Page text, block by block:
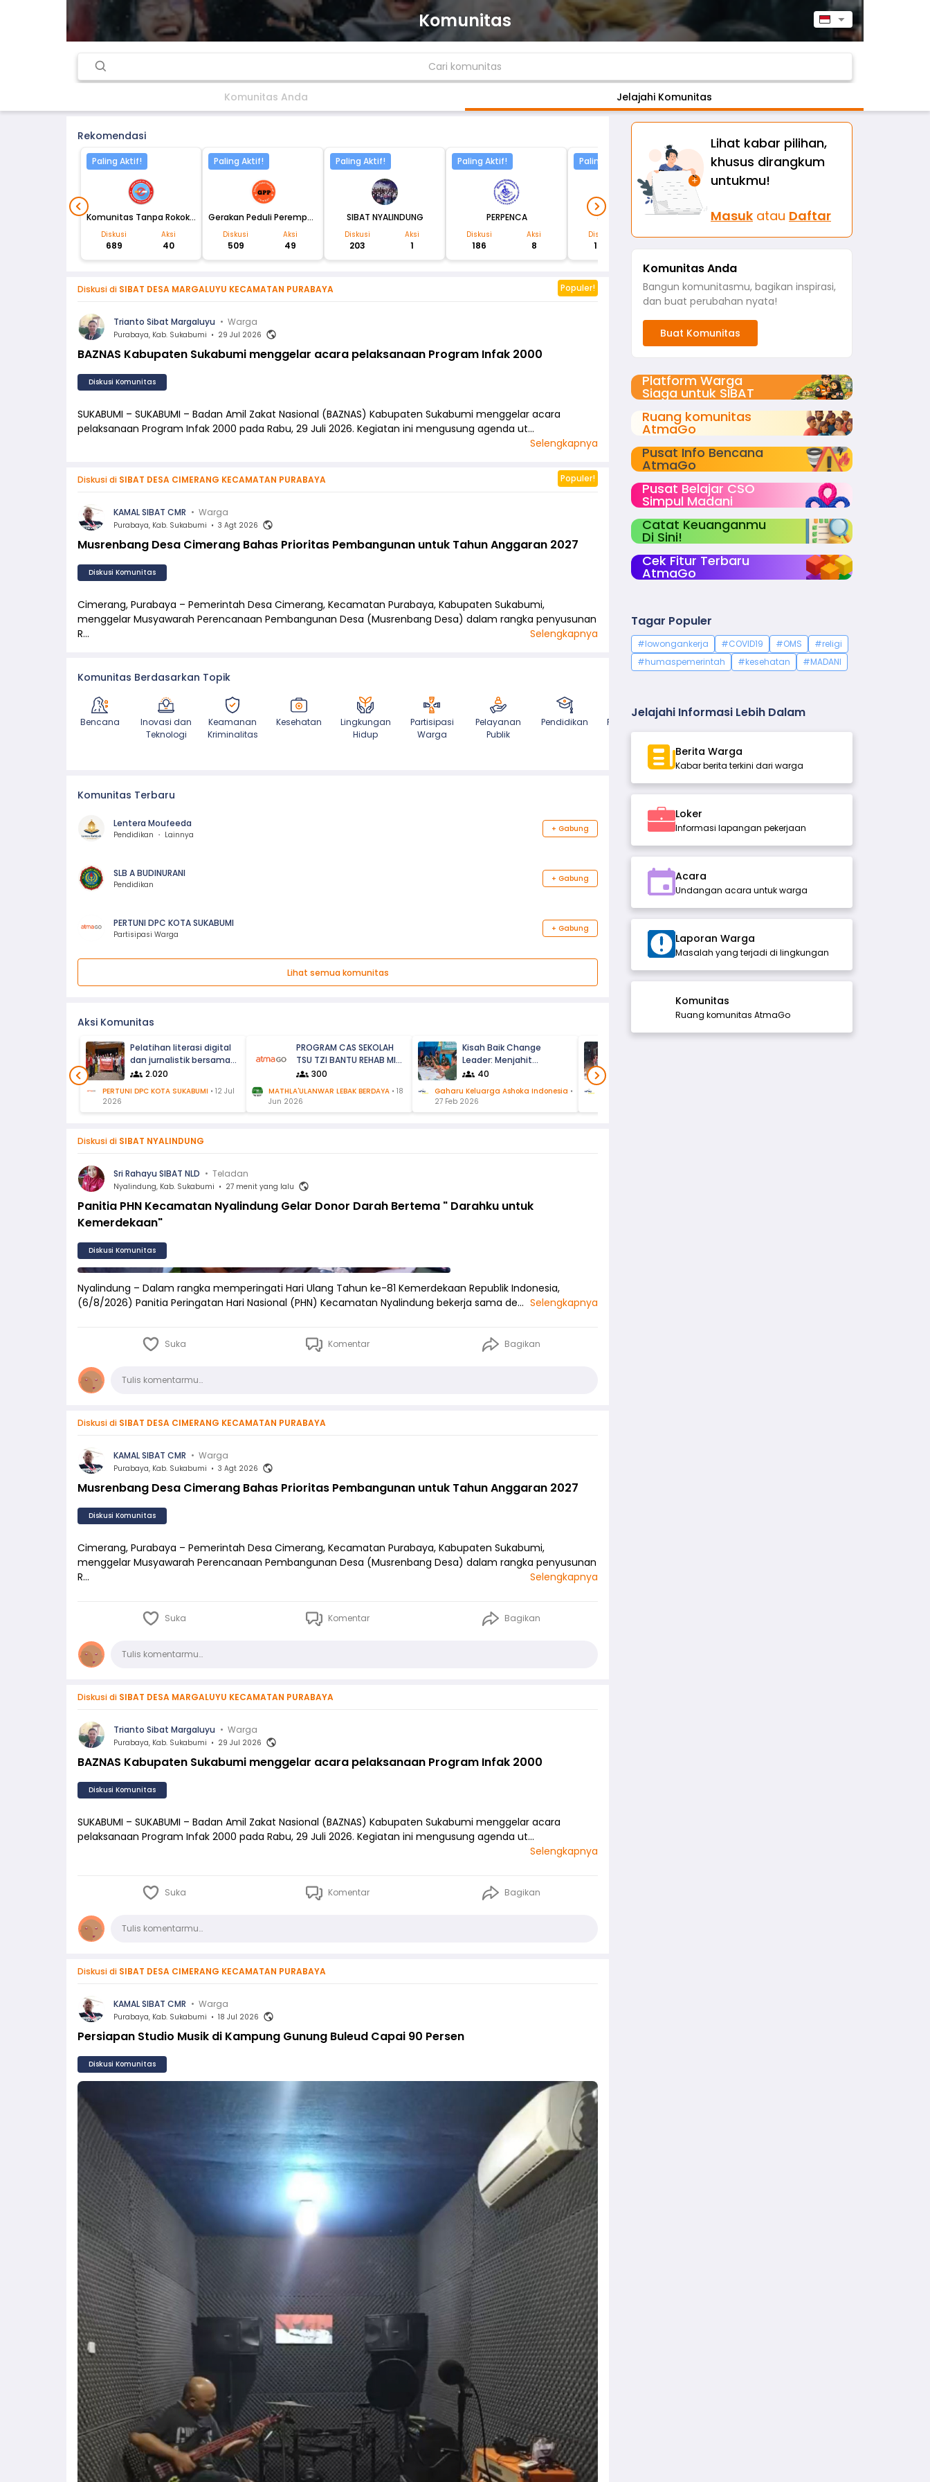
Komunitas ▼
Komunitas Anda Jelajahi Komunitas
Rekomendasi
Paling Aktif!
Komunitas Tanpa Rokok (KOTARO)
Diskusi
689
Aksi
40
Paling Aktif!
Gerakan Peduli Perempuan Jember
Diskusi
509
Aksi
49
Paling Aktif!
SIBAT NYALINDUNG
Diskusi
203
Aksi
1
Paling Aktif!
PERPENCA
Diskusi
186
Aksi
8
Paling Aktif!
Simpul Madani
Diskusi
177
Aksi
Diskusi di SIBAT DESA MARGALUYU KECAMATAN PURABAYA Populer!
Trianto Sibat Margaluyu • Warga
Purabaya, Kab. Sukabumi • 29 Jul 2026
BAZNAS Kabupaten Sukabumi menggelar acara pelaksanaan Program Infak 2000
Diskusi Komunitas
SUKABUMI – SUKABUMI – Badan Amil Zakat Nasional (BAZNAS) Kabupaten Sukabumi menggelar acara
pelaksanaan Program Infak 2000 pada Rabu, 29 Juli 2026. Kegiatan ini mengusung agenda ut…
Selengkapnya
Diskusi di SIBAT DESA CIMERANG KECAMATAN PURABAYA Populer!
KAMAL SIBAT CMR • Warga
Purabaya, Kab. Sukabumi • 3 Agt 2026
Musrenbang Desa Cimerang Bahas Prioritas Pembangunan untuk Tahun Anggaran 2027
Diskusi Komunitas
Cimerang, Purabaya – Pemerintah Desa Cimerang, Kecamatan Purabaya, Kabupaten Sukabumi,
menggelar Musyawarah Perencanaan Pembangunan Desa (Musrenbang Desa) dalam rangka penyusunan
R…
Selengkapnya
Komunitas Berdasarkan Topik
Bencana
Inovasi dan
Teknologi
Keamanan
Kriminalitas
Kesehatan
Lingkungan
Hidup
Partisipasi
Warga
Pelayanan
Publik
Pendidikan
Perempuan
dan Anak
Budaya
Ekonomi
Komunitas Terbaru
Lentera Moufeeda
Pendidikan ・ Lainnya
+ Gabung
SLB A BUDINURANI
Pendidikan
+ Gabung
PERTUNI DPC KOTA SUKABUMI
Partisipasi Warga
+ Gabung
Lihat semua komunitas
Aksi Komunitas
Pelatihan literasi digital
dan jurnalistik bersama
PMI Kota Sukabumi
2.020
PERTUNI DPC KOTA SUKABUMI • 12 Jul
2026
PROGRAM CAS SEKOLAH
TSU TZI BANTU REHAB MI
MA CIMERAK, CILELES, KAB.
LEBAK
300
MATHLA'ULANWAR LEBAK BERDAYA • 18
Jun 2026
Kisah Baik Change
Leader: Menjahit
Kesadaran Merawat
Menarbu
40
Gaharu Keluarga Ashoka Indonesia •
27 Feb 2026
Diskusi di SIBAT NYALINDUNG
Sri Rahayu SIBAT NLD • Teladan
Nyalindung, Kab. Sukabumi • 27 menit yang lalu
Panitia PHN Kecamatan Nyalindung Gelar Donor Darah Bertema " Darahku untuk
Kemerdekaan"
Diskusi Komunitas
Nyalindung – Dalam rangka memperingati Hari Ulang Tahun ke-81 Kemerdekaan Republik Indonesia,
(6/8/2026) Panitia Peringatan Hari Nasional (PHN) Kecamatan Nyalindung bekerja sama de… Selengkapnya
Suka Komentar Bagikan
KomentarTulis komentarmu…
Diskusi di SIBAT DESA CIMERANG KECAMATAN PURABAYA
KAMAL SIBAT CMR • Warga
Purabaya, Kab. Sukabumi • 3 Agt 2026
Musrenbang Desa Cimerang Bahas Prioritas Pembangunan untuk Tahun Anggaran 2027
Diskusi Komunitas
Cimerang, Purabaya – Pemerintah Desa Cimerang, Kecamatan Purabaya, Kabupaten Sukabumi,
menggelar Musyawarah Perencanaan Pembangunan Desa (Musrenbang Desa) dalam rangka penyusunan
R…
Selengkapnya
Suka Komentar Bagikan
KomentarTulis komentarmu…
Diskusi di SIBAT DESA MARGALUYU KECAMATAN PURABAYA
Trianto Sibat Margaluyu • Warga
Purabaya, Kab. Sukabumi • 29 Jul 2026
BAZNAS Kabupaten Sukabumi menggelar acara pelaksanaan Program Infak 2000
Diskusi Komunitas
SUKABUMI – SUKABUMI – Badan Amil Zakat Nasional (BAZNAS) Kabupaten Sukabumi menggelar acara
pelaksanaan Program Infak 2000 pada Rabu, 29 Juli 2026. Kegiatan ini mengusung agenda ut…
Selengkapnya
Suka Komentar Bagikan
KomentarTulis komentarmu…
Diskusi di SIBAT DESA CIMERANG KECAMATAN PURABAYA
KAMAL SIBAT CMR • Warga
Purabaya, Kab. Sukabumi • 18 Jul 2026
Persiapan Studio Musik di Kampung Gunung Buleud Capai 90 Persen
Diskusi Komunitas
Lihat kabar pilihan,
khusus dirangkum
untukmu!
Masuk atau Daftar
Komunitas Anda
Bangun komunitasmu, bagikan inspirasi,
dan buat perubahan nyata!
Buat Komunitas
Platform Warga
Siaga untuk SIBAT
Ruang komunitas
AtmaGo
Pusat Info Bencana
AtmaGo
Pusat Belajar CSO
Simpul Madani
Catat Keuanganmu
Di Sini!
Cek Fitur Terbaru
AtmaGo
Tagar Populer
#lowongankerja #COVID19 #OMS
#religi
#humaspemerintah
#kesehatan #MADANI
Jelajahi Informasi Lebih Dalam
Berita Warga
Kabar berita terkini dari warga
Loker
Informasi lapangan pekerjaan
Acara
Undangan acara untuk warga
Laporan Warga
Masalah yang terjadi di lingkungan
Komunitas
Ruang komunitas AtmaGo